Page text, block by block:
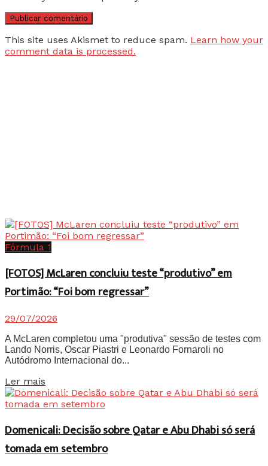
This site uses Akismet to reduce spam. Learn how your
comment data is processed.
Fórmula 1
[FOTOS] McLaren concluiu teste “produtivo” em
Portimão: “Foi bom regressar”
29/07/2026
A McLaren completou uma "produtiva" sessão de testes com
Lando Norris, Oscar Piastri e Leonardo Fornaroli no
Autódromo Internacional do...
Ler mais
Domenicali: Decisão sobre Qatar e Abu Dhabi só será
tomada em setembro